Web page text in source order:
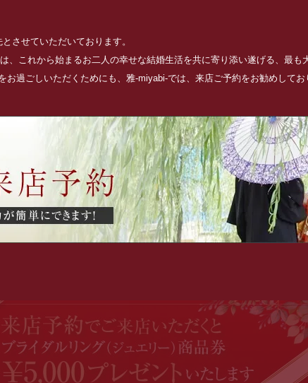
させていただいております。
、これから始まるお二人の幸せな結婚生活を共に寄り添い遂げる、最も
過ごしいただくためにも、雅-miyabi-では、来店ご予約をお勧めしてお